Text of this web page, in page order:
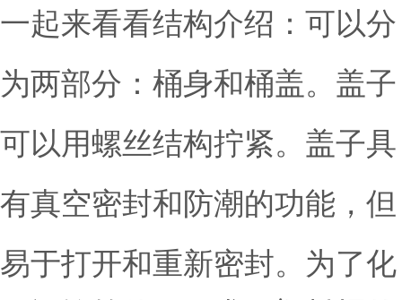
一起来看看结构介绍： 可以分
为两部分：桶身和桶盖。盖子
可以用螺丝结构拧紧。盖子具
有真空密封和防潮的功能，但
易于打开和重新密封。 为了化